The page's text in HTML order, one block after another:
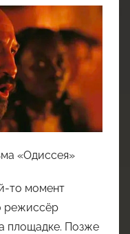
«Одиссея»
то момент
режиссёр
площадке. Позже